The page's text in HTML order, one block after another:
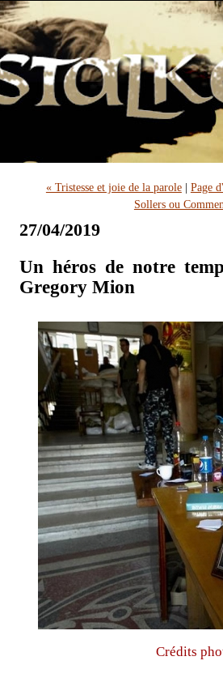
« Tristesse et joie de la parole| Page
Sollers ou
27/04/2019
Un héros de notre
Gregory Mion
Crédits